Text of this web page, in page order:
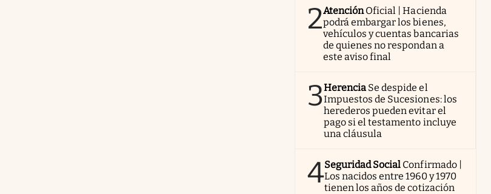
2AtenciónOficial | Hacienda
podrá embargar los bienes,
vehículos y cuentas bancarias
de quienes no respondan a
este aviso final
3Herencia Se despide el
Impuestos de Sucesiones: los
herederos pueden evitar el
pago si el testamento incluye
una cláusula
4Seguridad Social Confirmado |
Los nacidos entre 1960 y 1970
tienen los años de cotización